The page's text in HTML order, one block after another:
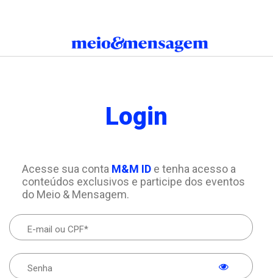
Login
Acesse sua conta M&M IDe tenha acesso a
conteúdos exclusivos e participe dos eventos
do Meio & Mensagem.